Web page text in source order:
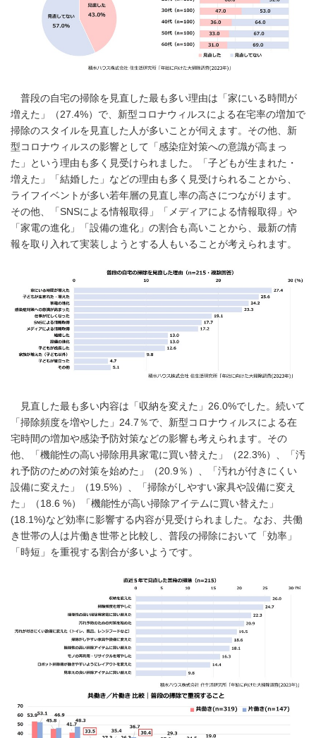
普段の自宅の掃除を見直した最も多い理由は「家にいる時間が
増えた」（27.4%）で、新型コロナウィルスによる在宅率の増加で
掃除のスタイルを見直した人が多いことが伺えます。その他、新
型コロナウィルスの影響として「感染症対策への意識が高まっ
た」という理由も多く見受けられました。「子どもが生まれた・
増えた」「結婚した」などの理由も多く見受けられることから、
ライフイベントが多い若年層の見直し率の高さにつながります。
その他、「SNSによる情報取得」「メディアによる情報取得」や
「家電の進化」「設備の進化」の割合も高いことから、最新の情
報を取り入れて実装しようとする人もいることが考えられます。
見直した最も多い内容は「収納を変えた」26.0%でした。続いて
「掃除頻度を増やした」24.7％で、新型コロナウィルスによる在
宅時間の増加や感染予防対策などの影響も考えられます。その
他、「機能性の高い掃除用具家電に買い替えた」（22.3%）、「汚
れ予防のための対策を始めた」（20.9％）、「汚れが付きにくい
設備に変えた」（19.5%）、「掃除がしやすい家具や設備に変え
た」（18.6 %）「機能性が高い掃除アイテムに買い替えた」
(18.1%)など効率に影響する内容が見受けられました。なお、共働
き世帯の人は片働き世帯と比較し、普段の掃除において「効率」
「時短」を重視する割合が多いようです。